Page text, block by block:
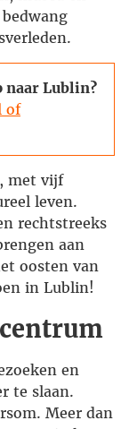
naar Lublin?
of
met vijf
leven.
rechtstreeks
aan
oosten van
in Lublin!
en
te slaan.
Meer dan